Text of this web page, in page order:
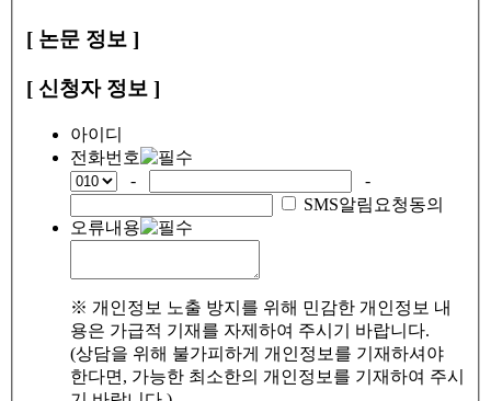
[ 논문 정보 ]
[ 신청자 정보 ]
아이디
전화번호
-
-
SMS알림요청동의
오류내용
※ 개인정보 노출 방지를 위해 민감한 개인정보 내
용은 가급적 기재를 자제하여 주시기 바랍니다.
(상담을 위해 불가피하게 개인정보를 기재하셔야
한다면, 가능한 최소한의 개인정보를 기재하여 주시